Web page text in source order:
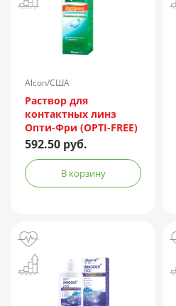
Alcon/США
Раствор для
контактных линз
Опти-Фри (OPTI-FREE)
Express 355мл +
контейнер
592.50 руб.
В корзину